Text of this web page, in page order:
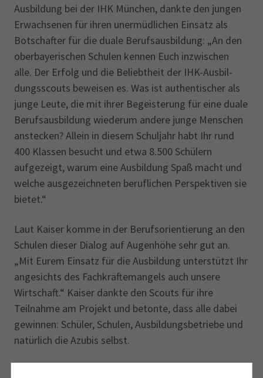
Ausbildung bei der IHK München, dankte den jungen
Erwachsenen für ihren unermüdlichen Einsatz als
Botschafter für die duale Berufsausbildung: „An den
oberbayerischen Schulen kennen Euch inzwischen
alle. Der Erfolg und die Beliebtheit der IHK-Ausbil­
dungsscouts beweisen es. Was ist authen­tischer als
junge Leute, die mit ihrer Begeisterung für eine duale
Berufsausbildung wiederum andere junge Menschen
anstecken? Allein in diesem Schuljahr habt Ihr rund
400 Klassen besucht und etwa 8.500 Schülern
aufgezeigt, warum eine Ausbildung Spaß macht und
welche ausgezeichneten beruflichen Perspektiven sie
bietet.“
Laut Kaiser komme in der Berufsorientierung an den
Schulen dieser Dialog auf Augenhöhe sehr gut an.
„Mit Eurem Einsatz für die Ausbildung unterstützt Ihr
angesichts des Fachkräftemangels auch unsere
Wirtschaft.“ Kaiser dankte den Scouts für ihre
Teilnahme am Projekt und betonte, dass alle dabei
gewinnen: Schüler, Schulen, Ausbildungsbetriebe und
natürlich die Azubis selbst.